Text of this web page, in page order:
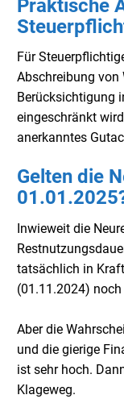
Praktische
Für
Abschreibung
Berücksichtigung
eingeschränkt
anerkanntes
Gelten die
Inwieweit die
tatsächlich in
(01.11.2024)
Aber die
und die gierige
ist sehr hoch.
Klageweg.